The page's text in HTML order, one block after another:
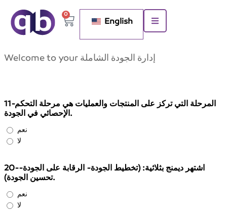
0
English
Welcome to your إدارة الجودة الشاملة
11-المرحلة التي تركز على المنتجات والعمليات هي مرحلة التحكم
الإحصائي في الجودة.
نعم
لا
20-اشتهر ديمنج بثلاثية: (تخطيط الجودة- الرقابة على الجودة-
تحسين الجودة).
نعم
لا